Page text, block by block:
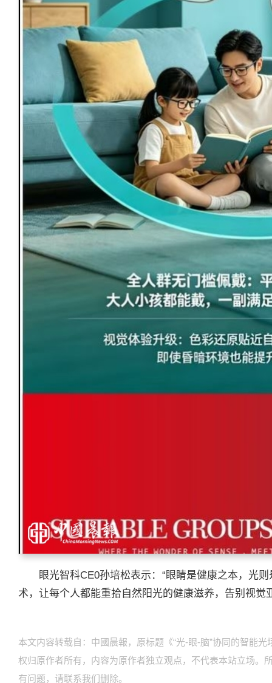
眼光智科CE0孙培松表示：“眼睛是健康之本，光
术，让每个人都能重拾自然阳光的健康滋养，告别视觉
本文内容转载自：中國晨報，原标题《“光-眼-脑”协同的智能
权归原作者所有，内容为原作者独立观点，不代表本站立场。
有问题，请联系我们删除。